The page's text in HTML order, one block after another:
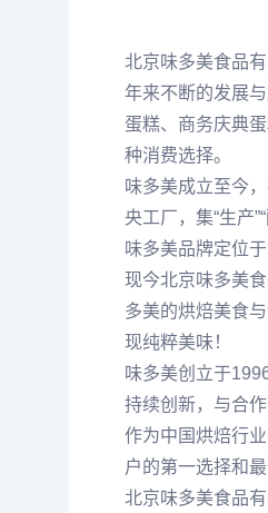
北京味多美食品
年来不断的发展
蛋糕、商务庆典
种消费选择。
味多美成立至今
央工厂，集“生产
味多美品牌定位
现今北京味多美
多美的烘焙美食
现纯粹美味！
味多美创立于
持续创新，与合
作为中国烘焙行
户的第一选择和
北京味多美食品